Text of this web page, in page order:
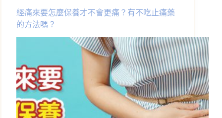
經痛來要怎麼保養才不會更痛？有不吃止痛藥
的方法嗎？